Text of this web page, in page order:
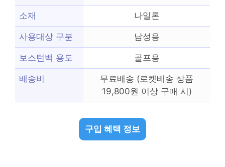
소재 나일론
사용대상 구분 남성용
보스턴백 용도 골프용
배송비
무료배송 (로켓배송 상품
19,800원 이상 구매 시)
구입 혜택 정보